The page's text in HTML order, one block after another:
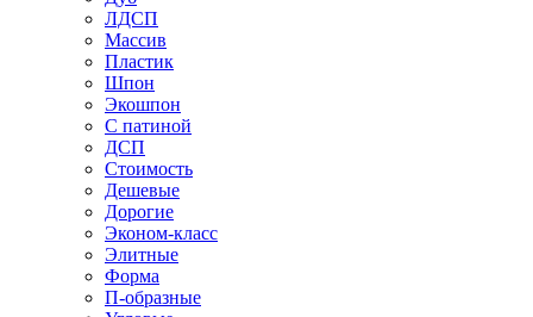
ЛДСП
Массив
Пластик
Шпон
Экошпон
С патиной
ДСП
Стоимость
Дешевые
Дорогие
Эконом-класс
Элитные
Форма
П-образные